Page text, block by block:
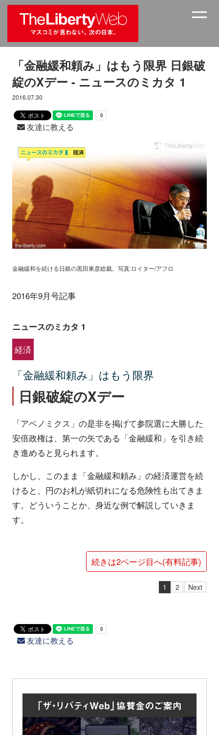
「金融緩和頼み」はもう限界 日銀破
綻のXデー - ニュースのミカタ 1
2016.07.30
友達に教える
金融緩和を続ける日銀の黒田東彦総裁。写真:ロイター/アフロ
2016年9月号記事
ニュースのミカタ 1
経済
「金融緩和頼み」はもう限界
日銀破綻のXデー
「アベノミクス」の是非を掲げて参院選に大勝した
安倍政権は、第一の矢である「金融緩和」を引き続
き進めると見られます。
しかし、このまま「金融緩和頼み」の経済運営を続
けると、円のお札が紙切れになる危険性も出てきま
す。どういうことか、身近な例で解説していきま
す。
続きは2ページ目へ(有料記事)
1 2 Next
友達に教える